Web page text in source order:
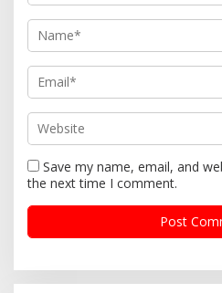
o
n
Save my name, email, and
the next time I comment.